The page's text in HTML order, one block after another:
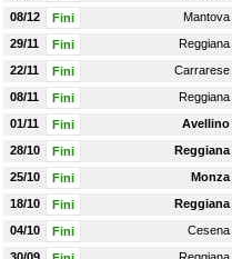
08/12 Fini Mantova
29/11 Fini Reggiana
22/11 Fini Carrarese
08/11 Fini Reggiana
01/11 Fini Avellino
28/10 Fini Reggiana
25/10 Fini Monza
18/10 Fini Reggiana
04/10 Fini Cesena